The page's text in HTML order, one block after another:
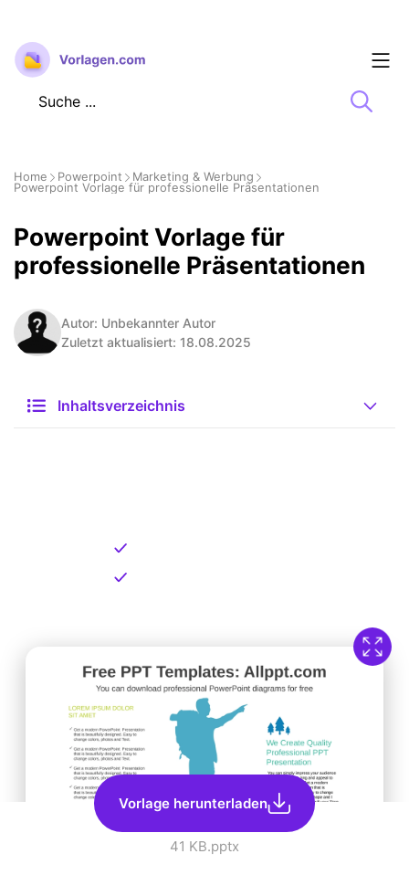
Zum
Inhalt
springen
Home Powerpoint
Marketing & Werbung
Powerpoint Vorlage für professionelle Präsentationen
Powerpoint Vorlage für
professionelle Präsentationen
Autor: Unbekannter Autor
Zuletzt aktualisiert: 18.08.2025
Inhaltsverzeichnis
Vorlage herunterladen
41 KB.pptx